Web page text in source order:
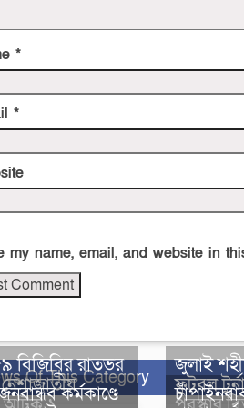
*
*
my name, email, and website in
Of This Category
বিজিবির রাতভর
জুলাই
ফুটবল
কর্মকাণ্ডে